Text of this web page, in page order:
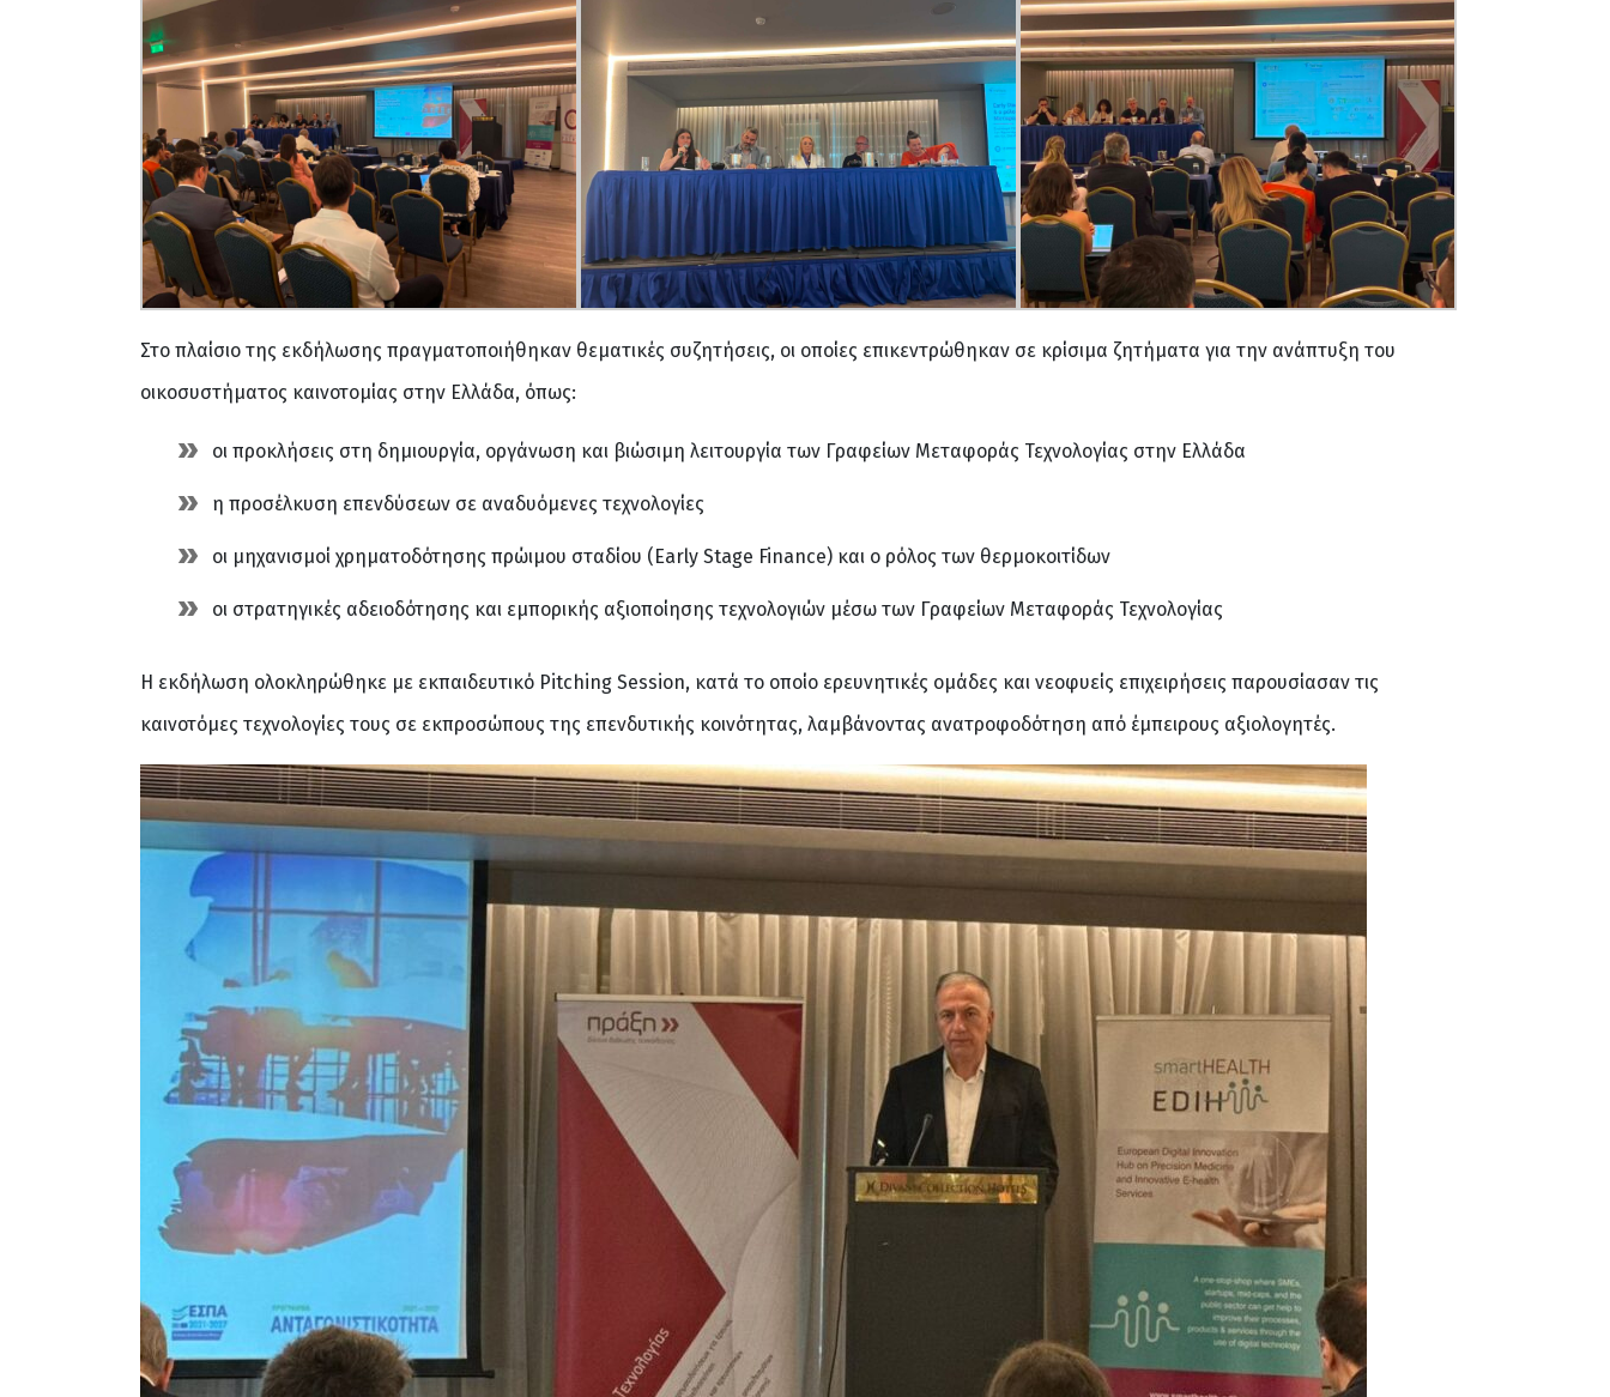
Στο πλαίσιο της εκδήλωσης πραγματοποιήθηκαν θεματικές συζητήσεις, οι οποίες επικεντρώθηκαν σε κρίσιμα ζητήματα για την ανάπτυξη του
οικοσυστήματος καινοτομίας στην Ελλάδα, όπως:
οι προκλήσεις στη δημιουργία, οργάνωση και βιώσιμη λειτουργία των Γραφείων Μεταφοράς Τεχνολογίας στην Ελλάδα
η προσέλκυση επενδύσεων σε αναδυόμενες τεχνολογίες
οι μηχανισμοί χρηματοδότησης πρώιμου σταδίου (Early Stage Finance) και ο ρόλος των θερμοκοιτίδων
οι στρατηγικές αδειοδότησης και εμπορικής αξιοποίησης τεχνολογιών μέσω των Γραφείων Μεταφοράς Τεχνολογίας
Η εκδήλωση ολοκληρώθηκε με εκπαιδευτικό Pitching Session, κατά το οποίο ερευνητικές ομάδες και νεοφυείς επιχειρήσεις παρουσίασαν τις
καινοτόμες τεχνολογίες τους σε εκπροσώπους της επενδυτικής κοινότητας, λαμβάνοντας ανατροφοδότηση από έμπειρους αξιολογητές.